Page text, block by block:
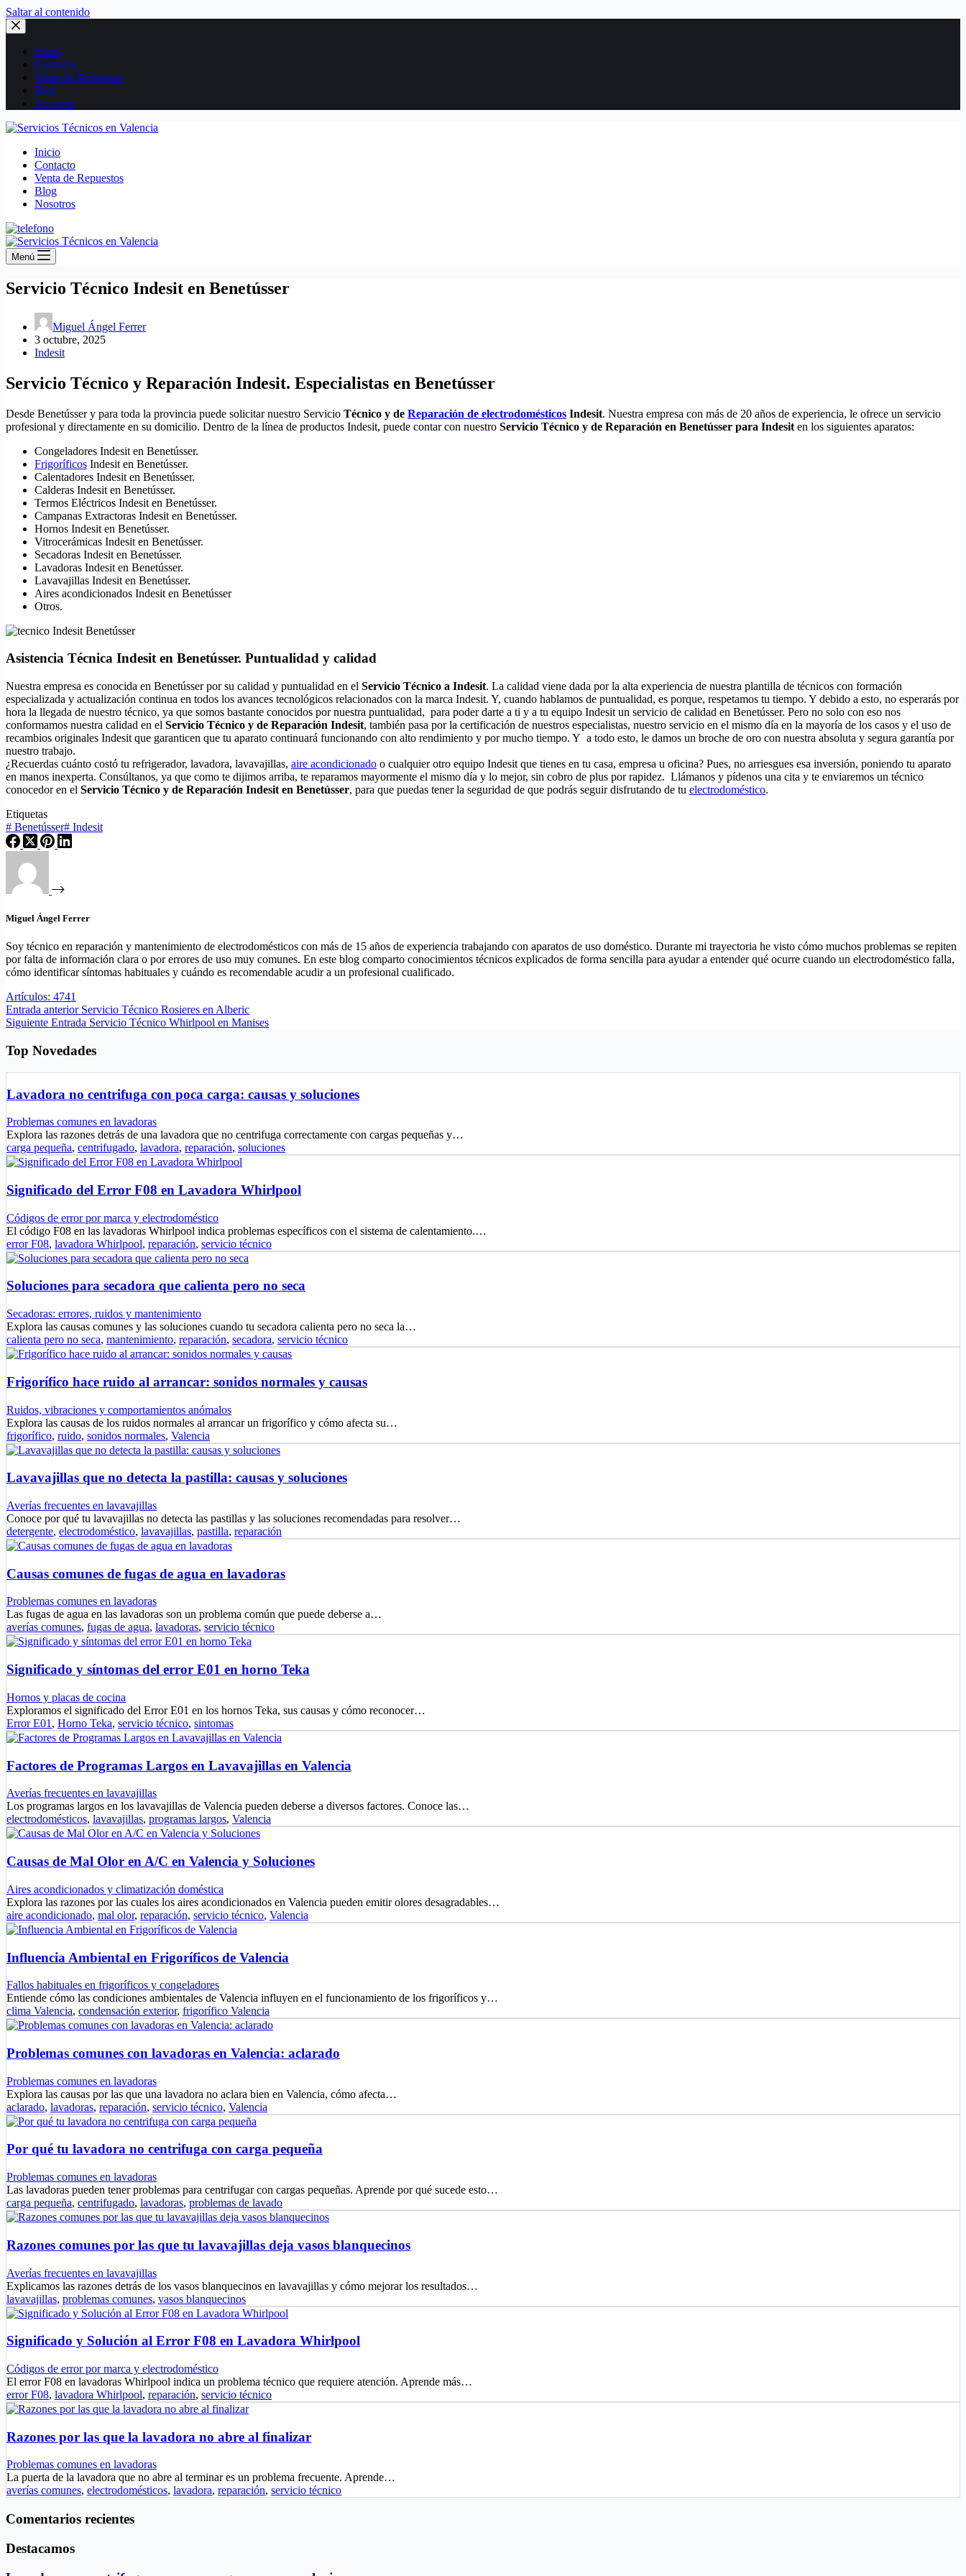
Saltar al contenido
Inicio
Contacto
Venta de Repuestos
Blog
Nosotros
Inicio
Contacto
Venta de Repuestos
Blog
Nosotros
Menú
Servicio Técnico Indesit en Benetússer
Miguel Ángel Ferrer
3 octubre, 2025
Indesit
Servicio Técnico y Reparación Indesit. Especialistas en Benetússer
Desde Benetússer y para toda la provincia puede solicitar nuestro Servicio Técnico y de Reparación de electrodomésticos Indesit. Nuestra empresa con más de 20 años de experiencia, le ofrece un servicio
profesional y directamente en su domicilio. Dentro de la línea de productos Indesit, puede contar con nuestro Servicio Técnico y de Reparación en Benetússer para Indesit en los siguientes aparatos:
Congeladores Indesit en Benetússer.
Frigoríficos Indesit en Benetússer.
Calentadores Indesit en Benetússer.
Calderas Indesit en Benetússer.
Termos Eléctricos Indesit en Benetússer.
Campanas Extractoras Indesit en Benetússer.
Hornos Indesit en Benetússer.
Vitrocerámicas Indesit en Benetússer.
Secadoras Indesit en Benetússer.
Lavadoras Indesit en Benetússer.
Lavavajillas Indesit en Benetússer.
Aires acondicionados Indesit en Benetússer
Otros.
Asistencia Técnica Indesit en Benetússer. Puntualidad y calidad
Nuestra empresa es conocida en Benetússer por su calidad y puntualidad en el Servicio Técnico a Indesit. La calidad viene dada por la alta experiencia de nuestra plantilla de técnicos con formación
especializada y actualización continua en todos los avances tecnológicos relacionados con la marca Indesit. Y, cuando hablamos de puntualidad, es porque, respetamos tu tiempo. Y debido a esto, no esperarás por
hora la llegada de nuestro técnico, ya que somos bastante conocidos por nuestra puntualidad, para poder darte a ti y a tu equipo Indesit un servicio de calidad en Benetússer. Pero no solo con eso nos
conformamos nuestra calidad en el Servicio Técnico y de Reparación Indesit, también pasa por la certificación de nuestros especialistas, nuestro servicio en el mismo día en la mayoría de los casos y el uso de
recambios originales Indesit que garanticen que tu aparato continuará funcionando con alto rendimiento y por mucho tiempo. Y a todo esto, le damos un broche de oro con nuestra absoluta y segura garantía por
nuestro trabajo.
¿Recuerdas cuánto costó tu refrigerador, lavadora, lavavajillas, aire acondicionado o cualquier otro equipo Indesit que tienes en tu casa, empresa u oficina? Pues, no arriesgues esa inversión, poniendo tu aparato
en manos inexperta. Consúltanos, ya que como te dijimos arriba, te reparamos mayormente el mismo día y lo mejor, sin cobro de plus por rapidez. Llámanos y pídenos una cita y te enviaremos un técnico
conocedor en el Servicio Técnico y de Reparación Indesit en Benetússer, para que puedas tener la seguridad de que podrás seguir disfrutando de tu electrodoméstico.
Etiquetas
# Benetússer# Indesit
Miguel Ángel Ferrer
Soy técnico en reparación y mantenimiento de electrodomésticos con más de 15 años de experiencia trabajando con aparatos de uso doméstico. Durante mi trayectoria he visto cómo muchos problemas se repiten
por falta de información clara o por errores de uso muy comunes. En este blog comparto conocimientos técnicos explicados de forma sencilla para ayudar a entender qué ocurre cuando un electrodoméstico falla,
cómo identificar síntomas habituales y cuándo es recomendable acudir a un profesional cualificado.
Artículos: 4741
Entrada anterior Servicio Técnico Rosieres en Alberic
Siguiente Entrada Servicio Técnico Whirlpool en Manises
Top Novedades
Lavadora no centrifuga con poca carga: causas y soluciones
Problemas comunes en lavadoras
Explora las razones detrás de una lavadora que no centrifuga correctamente con cargas pequeñas y…
carga pequeña, centrifugado, lavadora, reparación, soluciones
Significado del Error F08 en Lavadora Whirlpool
Códigos de error por marca y electrodoméstico
El código F08 en las lavadoras Whirlpool indica problemas específicos con el sistema de calentamiento.…
error F08, lavadora Whirlpool, reparación, servicio técnico
Soluciones para secadora que calienta pero no seca
Secadoras: errores, ruidos y mantenimiento
Explora las causas comunes y las soluciones cuando tu secadora calienta pero no seca la…
calienta pero no seca, mantenimiento, reparación, secadora, servicio técnico
Frigorífico hace ruido al arrancar: sonidos normales y causas
Ruidos, vibraciones y comportamientos anómalos
Explora las causas de los ruidos normales al arrancar un frigorífico y cómo afecta su…
frigorífico, ruido, sonidos normales, Valencia
Lavavajillas que no detecta la pastilla: causas y soluciones
Averías frecuentes en lavavajillas
Conoce por qué tu lavavajillas no detecta las pastillas y las soluciones recomendadas para resolver…
detergente, electrodoméstico, lavavajillas, pastilla, reparación
Causas comunes de fugas de agua en lavadoras
Problemas comunes en lavadoras
Las fugas de agua en las lavadoras son un problema común que puede deberse a…
averías comunes, fugas de agua, lavadoras, servicio técnico
Significado y síntomas del error E01 en horno Teka
Hornos y placas de cocina
Exploramos el significado del Error E01 en los hornos Teka, sus causas y cómo reconocer…
Error E01 , Horno Teka, servicio técnico, sintomas
Factores de Programas Largos en Lavavajillas en Valencia
Averías frecuentes en lavavajillas
Los programas largos en los lavavajillas de Valencia pueden deberse a diversos factores. Conoce las…
electrodomésticos, lavavajillas, programas largos, Valencia
Causas de Mal Olor en A/C en Valencia y Soluciones
Aires acondicionados y climatización doméstica
Explora las razones por las cuales los aires acondicionados en Valencia pueden emitir olores desagradables…
aire acondicionado, mal olor, reparación, servicio técnico, Valencia
Influencia Ambiental en Frigoríficos de Valencia
Fallos habituales en frigoríficos y congeladores
Entiende cómo las condiciones ambientales de Valencia influyen en el funcionamiento de los frigoríficos y…
clima Valencia, condensación exterior, frigorífico Valencia
Problemas comunes con lavadoras en Valencia: aclarado
Problemas comunes en lavadoras
Explora las causas por las que una lavadora no aclara bien en Valencia, cómo afecta…
aclarado, lavadoras, reparación, servicio técnico, Valencia
Por qué tu lavadora no centrifuga con carga pequeña
Problemas comunes en lavadoras
Las lavadoras pueden tener problemas para centrifugar con cargas pequeñas. Aprende por qué sucede esto…
carga pequeña, centrifugado, lavadoras, problemas de lavado
Razones comunes por las que tu lavavajillas deja vasos blanquecinos
Averías frecuentes en lavavajillas
Explicamos las razones detrás de los vasos blanquecinos en lavavajillas y cómo mejorar los resultados…
lavavajillas, problemas comunes, vasos blanquecinos
Significado y Solución al Error F08 en Lavadora Whirlpool
Códigos de error por marca y electrodoméstico
El error F08 en lavadoras Whirlpool indica un problema técnico que requiere atención. Aprende más…
error F08, lavadora Whirlpool, reparación, servicio técnico
Razones por las que la lavadora no abre al finalizar
Problemas comunes en lavadoras
La puerta de la lavadora que no abre al terminar es un problema frecuente. Aprende…
averías comunes, electrodomésticos, lavadora, reparación, servicio técnico
Comentarios recientes
Destacamos